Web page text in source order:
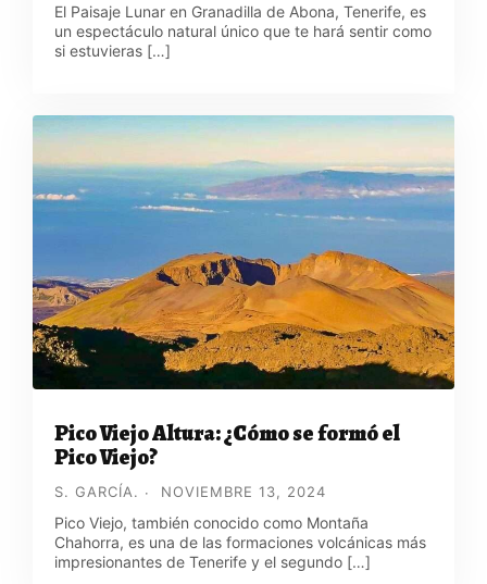
El Paisaje Lunar en Granadilla de Abona, Tenerife, es
un espectáculo natural único que te hará sentir como
si estuvieras […]
Pico Viejo Altura: ¿Cómo se formó el
Pico Viejo?
S. GARCÍA. NOVIEMBRE 13, 2024
Pico Viejo, también conocido como Montaña
Chahorra, es una de las formaciones volcánicas más
impresionantes de Tenerife y el segundo […]